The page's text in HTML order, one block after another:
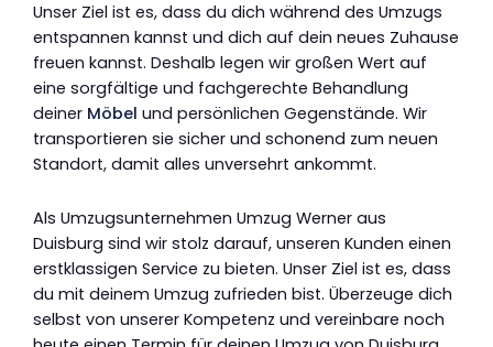
Unser Ziel ist es, dass du dich während des Umzugs
entspannen kannst und dich auf dein neues Zuhause
freuen kannst. Deshalb legen wir großen Wert auf
eine sorgfältige und fachgerechte Behandlung
deiner Möbel und persönlichen Gegenstände. Wir
transportieren sie sicher und schonend zum neuen
Standort, damit alles unversehrt ankommt.
Als Umzugsunternehmen Umzug Werner aus
Duisburg sind wir stolz darauf, unseren Kunden einen
erstklassigen Service zu bieten. Unser Ziel ist es, dass
du mit deinem Umzug zufrieden bist. Überzeuge dich
selbst von unserer Kompetenz und vereinbare noch